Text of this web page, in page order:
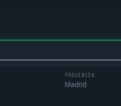
PROVINCIA
Madrid